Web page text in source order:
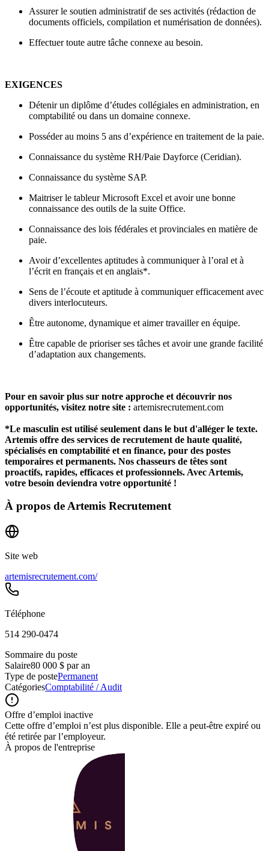
Assurer le soutien administratif de ses activités (rédaction de
documents officiels, compilation et numérisation de données).
Effectuer toute autre tâche connexe au besoin.
EXIGENCES
Détenir un diplôme d’études collégiales en administration, en
comptabilité ou dans un domaine connexe.
Posséder au moins 5 ans d’expérience en traitement de la paie.
Connaissance du système RH/Paie Dayforce (Ceridian).
Connaissance du système SAP.
Maitriser le tableur Microsoft Excel et avoir une bonne
connaissance des outils de la suite Office.
Connaissance des lois fédérales et provinciales en matière de
paie.
Avoir d’excellentes aptitudes à communiquer à l’oral et à
l’écrit en français et en anglais*.
Sens de l’écoute et aptitude à communiquer efficacement avec
divers interlocuteurs.
Être autonome, dynamique et aimer travailler en équipe.
Être capable de prioriser ses tâches et avoir une grande facilité
d’adaptation aux changements.
Pour en savoir plus sur notre approche et découvrir nos
opportunités, visitez notre site : artemisrecrutement.com
*Le masculin est utilisé seulement dans le but d'alléger le texte.
Artemis offre des services de recrutement de haute qualité,
spécialisés en comptabilité et en finance, pour des postes
temporaires et permanents. Nos chasseurs de têtes sont
proactifs, rapides, efficaces et professionnels. Avec Artemis,
votre besoin deviendra votre opportunité !
À propos deArtemis Recrutement
Site web
artemisrecrutement.com/
Téléphone
514 290-0474
Sommaire du poste
Salaire80 000 $ par an
Type de postePermanent
CatégoriesComptabilité / Audit
Offre d’emploi inactive
Cette offre d’emploi n’est plus disponible. Elle a peut-être expiré ou
été retirée par l’employeur.
À propos de l'entreprise